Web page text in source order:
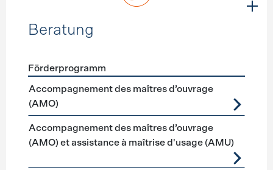
Beratung
Förderprogramme Beratung
Förderprogramm
Accompagnement des maîtres d’ouvrage
(AMO)
Accompagnement des maîtres d’ouvrage
(AMO) et assistance à maîtrise d'usage (AMU)